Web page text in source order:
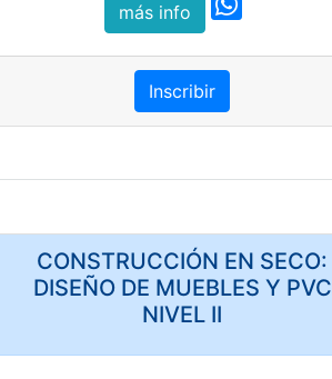
más info
Inscribir
CONSTRUCCIÓN EN SECO:
DISEÑO DE MUEBLES Y PVC
NIVEL II